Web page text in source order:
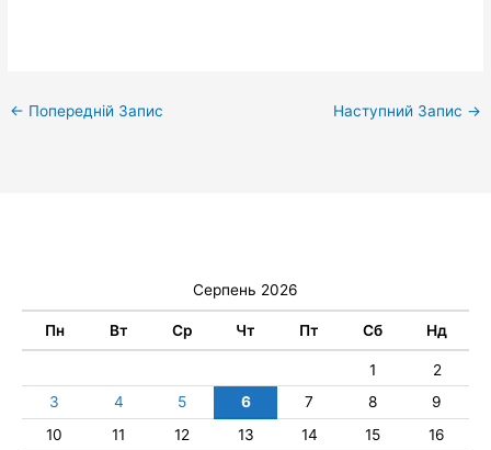
← Попередній Запис Наступний Запис →
Серпень 2026
Пн Вт Ср Чт Пт Сб Нд
1
2
3
4 5 6 7 8
9
10
11 12 13 14 15
16